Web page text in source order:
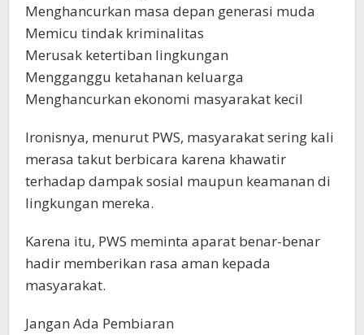
Menghancurkan masa depan generasi muda
Memicu tindak kriminalitas
Merusak ketertiban lingkungan
Mengganggu ketahanan keluarga
Menghancurkan ekonomi masyarakat kecil
Ironisnya, menurut PWS, masyarakat sering kali
merasa takut berbicara karena khawatir
terhadap dampak sosial maupun keamanan di
lingkungan mereka.
Karena itu, PWS meminta aparat benar-benar
hadir memberikan rasa aman kepada
masyarakat.
Jangan Ada Pembiaran